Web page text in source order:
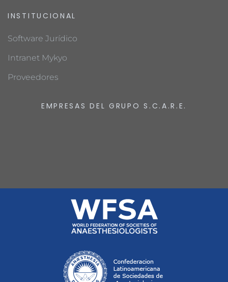
INSTITUCIONAL
Software Jurídico
Intranet Mykyo
Proveedores
EMPRESAS DEL GRUPO S.C.A.R.E.